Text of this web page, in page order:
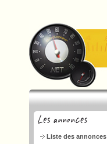
Liste des annonces